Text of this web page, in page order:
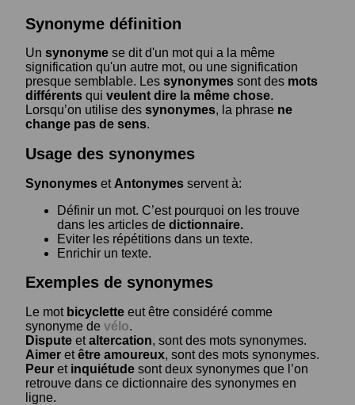
Synonyme définition
Un synonyme se dit d'un mot qui a la même
signification qu'un autre mot, ou une signification
presque semblable. Les synonymes sont des mots
différents qui veulent dire la même chose.
Lorsqu’on utilise des synonymes, la phrase ne
change pas de sens.
Usage des synonymes
Synonymes et Antonymes servent à:
Définir un mot. C’est pourquoi on les trouve
dans les articles de dictionnaire.
Eviter les répétitions dans un texte.
Enrichir un texte.
Exemples de synonymes
Le mot bicyclette eut être considéré comme
synonyme de vélo.
Dispute etaltercation, sont des mots synonymes.
Aimer etêtre amoureux, sont des mots synonymes.
Peur et inquiétude sont deux synonymes que l’on
retrouve dans ce dictionnaire des synonymes en
ligne.